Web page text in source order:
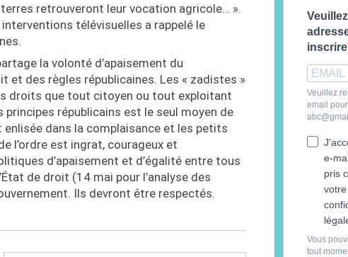
retrouveront leur vocation agricole… ».
télévisuelles a rappelé le
la volonté d’apaisement du
et des règles républicaines. Les « zadistes »
droits que tout citoyen ou tout exploitant
républicains est le seul moyen de
dans la complaisance et les petits
l’ordre est ingrat, courageux et
d’apaisement et d’égalité entre tous
de droit (14 mai pour l’analyse des
Ils devront être respectés.
inscrire
Veuillez
email
e-
pris
Vous
tout